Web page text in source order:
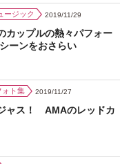
ージック 2019/11/29
カップルの熱々パフォー
ーンをおさらい
ォト集 2019/11/27
ャス！ AMAのレッドカ